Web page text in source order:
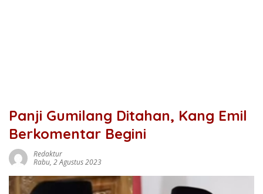
Panji Gumilang Ditahan, Kang Emil
Berkomentar Begini
Redaktur
Rabu, 2 Agustus 2023